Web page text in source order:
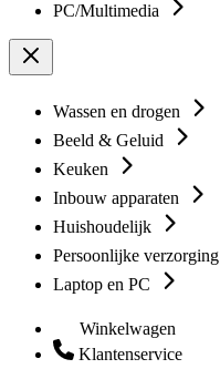
PC/Multimedia
Wassen en drogen
Beeld & Geluid
Keuken
Inbouw apparaten
Huishoudelijk
Persoonlijke verzorging
Laptop en PC
Winkelwagen
Klantenservice